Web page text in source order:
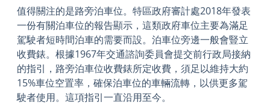
值得關注的是路旁泊車位。特區政府審計處2018年發表
一份有關泊車位的報告顯示，這類政府車位主要為滿足
駕駛者短時間泊車的需要而設。泊車位旁邊一般會豎立
收費錶。根據1967年交通諮詢委員會提交前行政局接納
的指引，路旁泊車位收費錶所定收費，須足以維持大約
15%車位空置率，確保泊車位的車輛流轉，以供更多駕
駛者使用。這項指引一直沿用至今。